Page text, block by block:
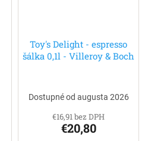
Toy's Delight - espresso
šálka 0,1l - Villeroy & Boch
Dostupné od augusta 2026
€16,91 bez DPH
€20,80